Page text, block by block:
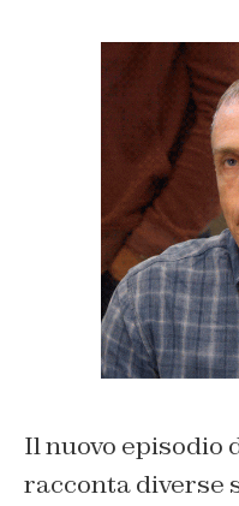
Il nuovo episodio
racconta diverse